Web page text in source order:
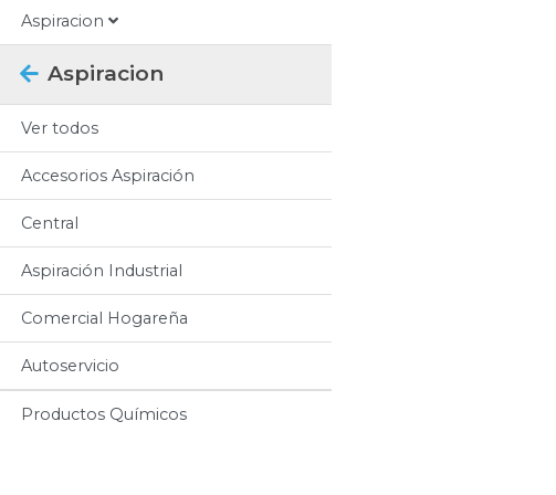
Aspiracion
Aspiracion
Ver todos
Accesorios Aspiración
Central
Aspiración Industrial
Comercial Hogareña
Autoservicio
Productos Químicos